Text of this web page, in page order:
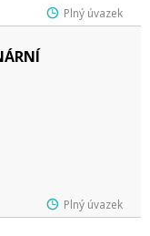
Plný úvazek
Plný úvazek